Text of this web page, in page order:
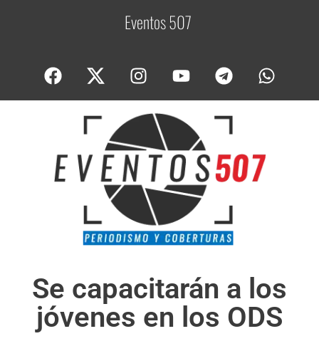
Eventos 507C
Se capacitarán a los
jóvenes en los ODS